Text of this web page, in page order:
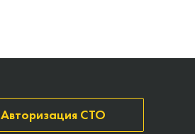
Авторизация СТО